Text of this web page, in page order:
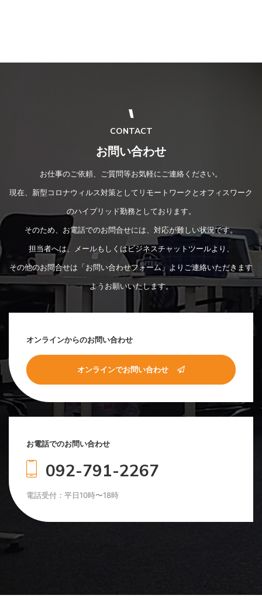
CONTACT
お問い合わせ
お仕事のご依頼、ご質問等お気軽にご連絡ください。
現在、新型コロナウィルス対策としてリモートワークとオフィスワーク
のハイブリッド勤務としております。
そのため、お電話でのお問合せには、対応が難しい状況です。
担当者へは、メールもしくはビジネスチャットツールより、
その他のお問合せは「お問い合わせフォーム」よりご連絡いただきます
ようお願いいたします。
オンラインからのお問い合わせ
オンラインでお問い合わせ
お電話でのお問い合わせ
092-791-2267
電話受付：平日10時〜18時